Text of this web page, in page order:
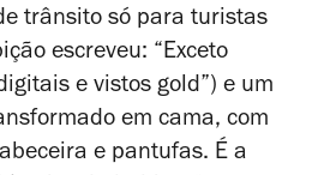
trânsito só para turistas
escreveu: “Exceto
e vistos gold”) e um
em cama, com
e pantufas. É a